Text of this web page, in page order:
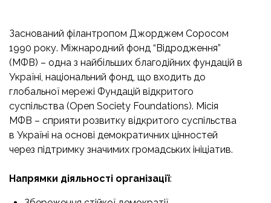
Заснований філантропом Джорджем Соросом
1990 року. Міжнародний фонд “Відродження”
(МФВ) – одна з найбільших благодійних фундацій в
Україні, національний фонд, що входить до
глобальної мережі Фундацій відкритого
суспільства (Open Society Foundations). Місія
МФВ – сприяти розвитку відкритого суспільства
в Україні на основі демократичних цінностей
через підтримку значимих громадських ініціатив.
Напрямки діяльності організації: